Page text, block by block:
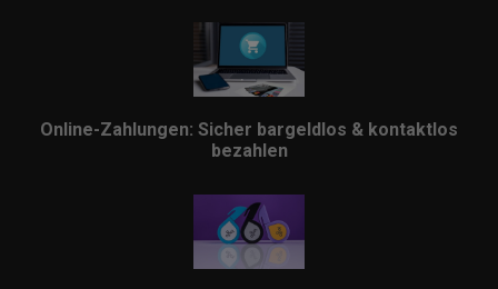
Online-Zahlungen: Sicher bargeldlos & kontaktlos
bezahlen